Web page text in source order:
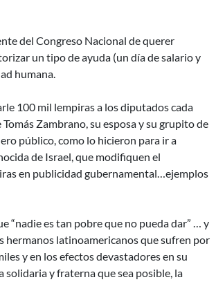
del Congreso Nacional de querer
un tipo de ayuda (un día de salario y
humana.
100 mil lempiras a los diputados cada
Zambrano, su esposa y su grupito de
público, como lo hicieron para ir a
de Israel, que modifiquen el
en publicidad gubernamental…ejemplos
“nadie es tan pobre que no pueda dar” … y
hermanos latinoamericanos que sufren por
y en los efectos devastadores en su
y fraterna que sea posible, la